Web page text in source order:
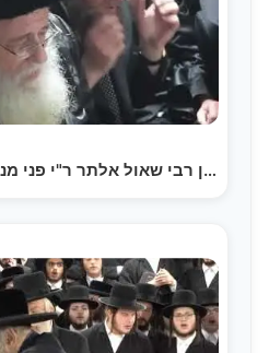
הגאון רבי שאול אלתר ר"י פני מנחם שליט"א ביים מנחם…